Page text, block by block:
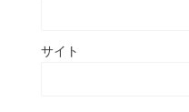
サイト